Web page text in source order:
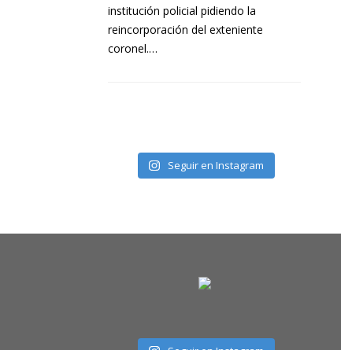
institución policial pidiendo la
reincorporación del exteniente
coronel.…
Seguir en Instagram